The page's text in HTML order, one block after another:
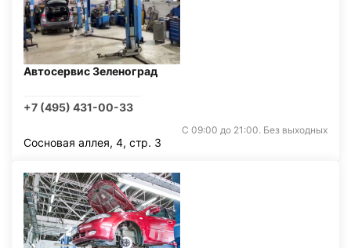
Автосервис Зеленоград
+7 (495) 431-00-33
С 09:00 до 21:00. Без выходных
Сосновая аллея, 4, стр. 3